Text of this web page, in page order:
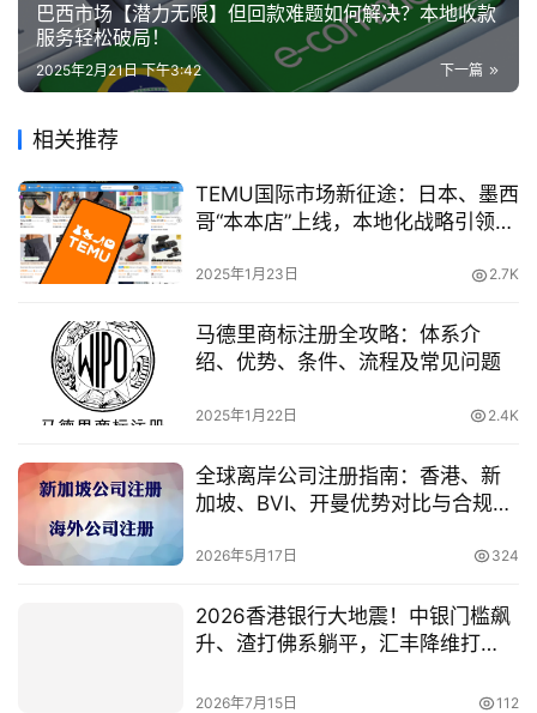
巴西市场【潜力无限】但回款难题如何解决？本地收款
服务轻松破局！
下一篇
2025年2月21日 下午3:42
相关推荐
TEMU国际市场新征途：日本、墨西
哥“本本店”上线，本地化战略引领未
2025年1月23日 2.7K
马德里商标注册全攻略：体系介
绍、优势、条件、流程及常见问题
2025年1月22日 2.4K
全球离岸公司注册指南：香港、新
加坡、BVI、开曼优势对比与合规策
2026年5月17日 324
2026香港银行大地震！中银门槛飙
升、渣打佛系躺平，汇丰降维打
2026年7月15日 112